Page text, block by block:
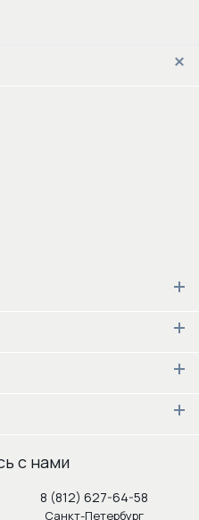
с нами
8 (812) 627-64-58
Санкт-Петербург